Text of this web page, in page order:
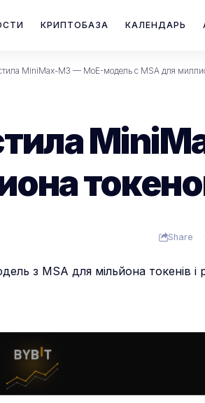
КРИПТОБАЗА КАЛЕНДАРЬ
MiniMax-M3 — MoE-модель с MSA для
Share